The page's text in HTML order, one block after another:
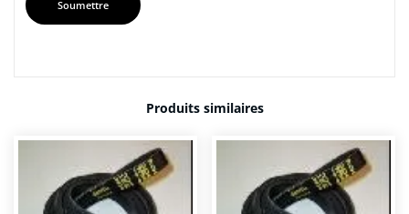
Produits similaires